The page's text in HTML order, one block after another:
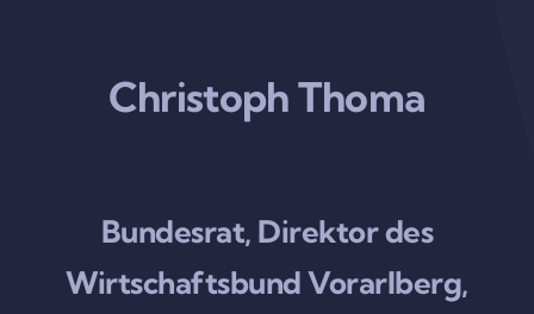
Christoph Thoma
Bundesrat, Direktor des
Wirtschaftsbund Vorarlberg,